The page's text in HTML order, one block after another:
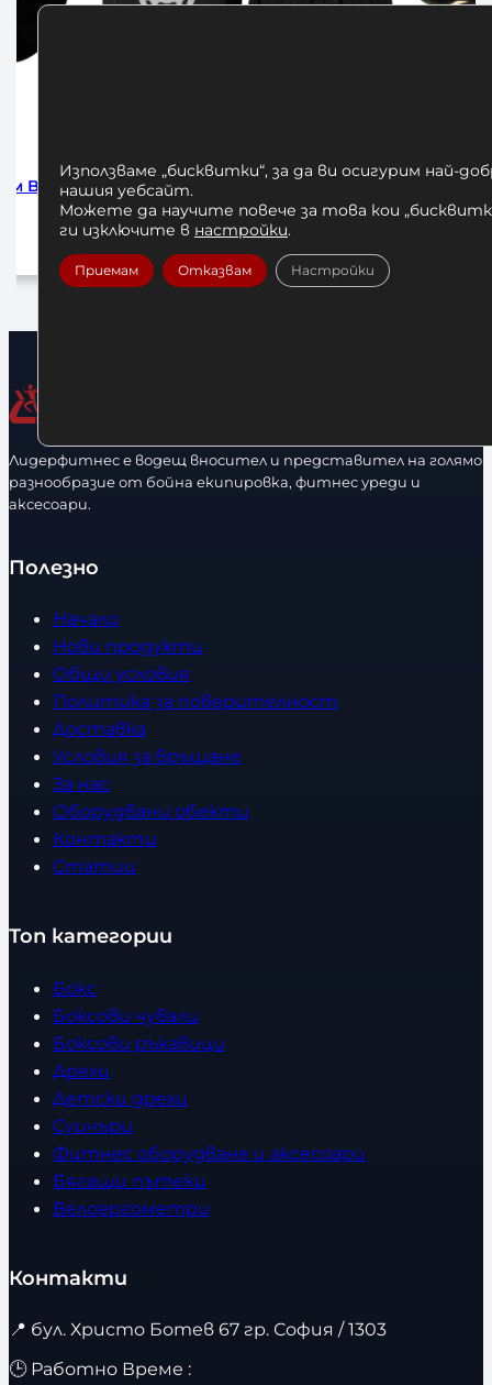
2.5м
Бинтове за Бокс Venum Forest
Camo 250см
10,00€/ 19,56 лв.
Добавяне в количката
Лидерфитнес е водещ вносител и представител на голямо
разнообразие от бойна екипировка, фитнес уреди и
аксесоари.
Полезно
Начало
Нови продукти
Общи условия
Политика за поверителност
Доставка
Условия за връщане
За нас
Оборудвани обекти
Контакти
Статии
Топ категории
Бокс
Боксови чували
Боксови ръкавици
Дрехи
Детски дрехи
Суичъри
Фитнес оборудване и аксесоари
Бягащи пътеки
Велоергометри
Контакти
📍 бул. Христо Ботев 67 гр. София / 1303
🕒 Работно Време :
Използваме „бисквитки“, за да ви осигурим най-
нашия уебсайт.
Можете да научите повече за това кои
ги изключите в настройки.
Приемам Отказвам Настройки